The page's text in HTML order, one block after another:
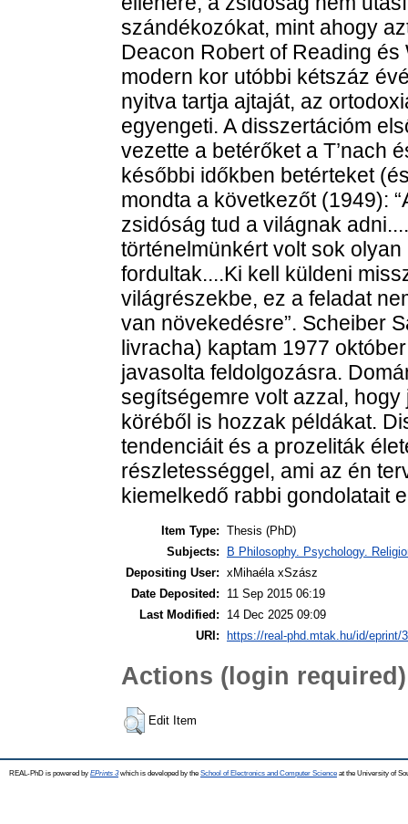
szándékozókat, mint ahogy
Deacon Robert of Reading
modern kor utóbbi kétszáz
nyitva tartja ajtaját, az
egyengeti. A disszertációm
vezette a betérőket a T’nach
későbbi időkben betérteket
mondta a következőt (1949):
zsidóság tud a világnak
történelmünkért volt sok
fordultak....Ki kell küldeni
világrészekbe, ez a feladat
van növekedésre”. Scheiber
livracha) kaptam 1977
javasolta feldolgozásra.
segítségemre volt azzal,
köréből is hozzak példákat.
tendenciáit és a prozeliták
részletességgel, ami az én
kiemelkedő rabbi gondolatait
Item Type: Thesis (PhD)
Subjects:
B Philosophy. Psychology.
Depositing User: xMihaéla xSzász
Date Deposited:
11 Sep 2015 06:19
Last Modified:
14 Dec 2025 09:09
URI:
https://real-phd.mtak.hu/id/eprint/
Actions (login required)
Edit Item
REAL-PhD is powered by EPrints 3which is developed by the School of Electronics and Computer Science at the University of